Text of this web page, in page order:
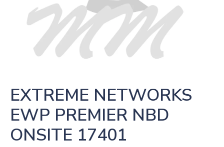
EXTREME NETWORKS
EWP PREMIER NBD
ONSITE 17401